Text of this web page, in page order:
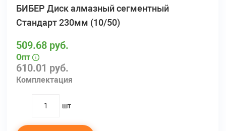
БИБЕР Диск алмазный сегментный
Стандарт 230мм (10/50)
610.01 руб.
Комплектация
509.68 руб.
Опт
quantity
шт